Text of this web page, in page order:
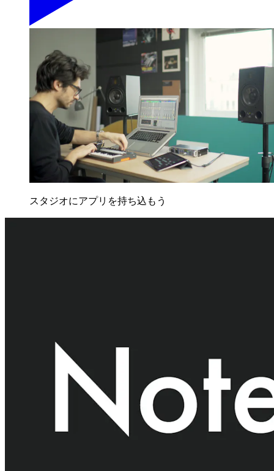
スタジオにアプリを持ち込もう